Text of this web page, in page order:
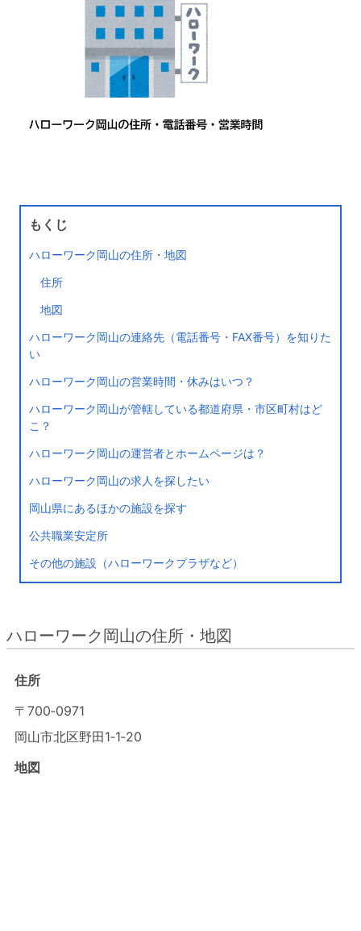
もくじ
ハローワーク岡山の住所・地図
住所
地図
ハローワーク岡山の連絡先（電話番号・FAX番号）を知りた
い
ハローワーク岡山の営業時間・休みはいつ？
ハローワーク岡山が管轄している都道府県・市区町村はど
こ？
ハローワーク岡山の運営者とホームページは？
ハローワーク岡山の求人を探したい
岡山県にあるほかの施設を探す
公共職業安定所
その他の施設（ハローワークプラザなど）
ハローワーク岡山の住所・地図
住所
〒700‐0971
岡山市北区野田1‐1‐20
地図